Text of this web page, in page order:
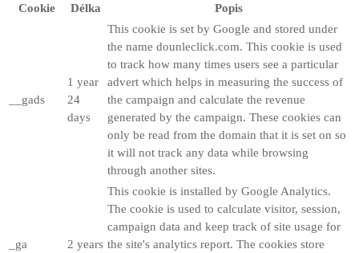
Cookie
Délka Popis
__gads
1 year
24
days
This cookie is set by Google and stored under
the name dounleclick.com. This cookie is used
to track how many times users see a particular
advert which helps in measuring the success of
the campaign and calculate the revenue
generated by the campaign. These cookies can
only be read from the domain that it is set on so
it will not track any data while browsing
through another sites.
_ga 2 years
This cookie is installed by Google Analytics.
The cookie is used to calculate visitor, session,
campaign data and keep track of site usage for
the site's analytics report. The cookies store